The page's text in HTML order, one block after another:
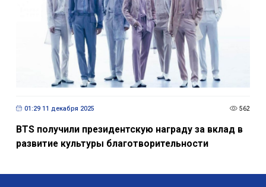
01:29 11 декабря 2025 562
BTS получили президентскую награду за вклад в
развитие культуры благотворительности